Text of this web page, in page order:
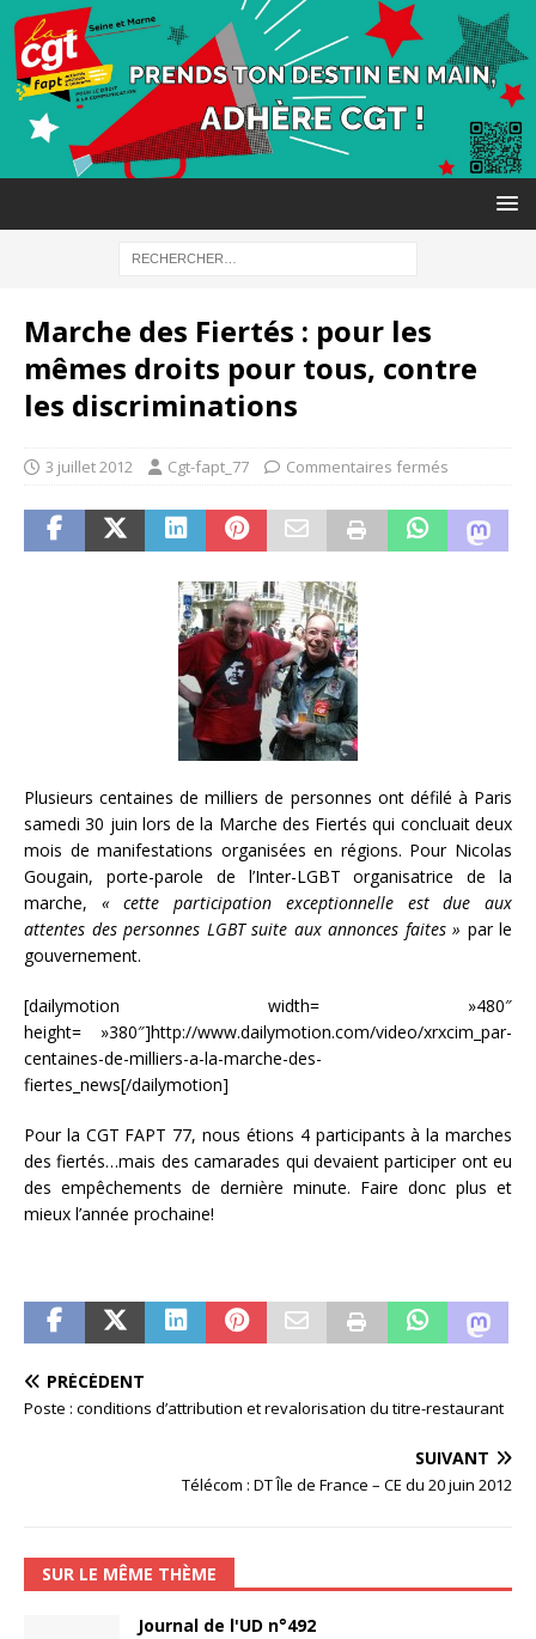
Marche des Fiertés : pour les
mêmes droits pour tous, contre
les discriminations
3 juillet 2012 Cgt-fapt_77 Commentaires fermés
Plusieurs centaines de milliers de personnes ont défilé à Paris
samedi 30 juin lors de la Marche des Fiertés qui concluait deux
mois de manifestations organisées en régions. Pour Nicolas
Gougain, porte-parole de l’Inter-LGBT organisatrice de la
marche, « cette participation exceptionnelle est due aux
attentes des personnes LGBT suite aux annonces faites » par le
gouvernement.
[dailymotion width= »480″
height= »380″]http://www.dailymotion.com/video/xrxcim_par-
centaines-de-milliers-a-la-marche-des-
fiertes_news[/dailymotion]
Pour la CGT FAPT 77, nous étions 4 participants à la marches
des fiertés…mais des camarades qui devaient participer ont eu
des empêchements de dernière minute. Faire donc plus et
mieux l’année prochaine!
PRÉCÉDENT
Poste : conditions d’attribution et revalorisation du titre-restaurant
SUIVANT
Télécom : DT Île de France – CE du 20 juin 2012
SUR LE MÊME THÈME
Journal de l'UD n°492